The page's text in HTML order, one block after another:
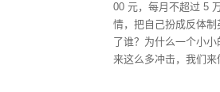
00 元，每月不超过 5
情，把自己扮成反体
了谁？为什么一个小
来这么多冲击，我们来